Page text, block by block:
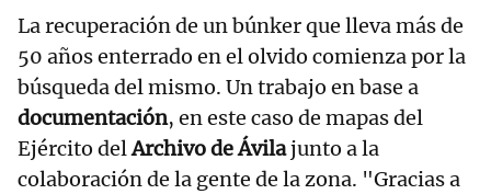
La recuperación de un búnker que lleva más de
50 años enterrado en el olvido comienza por la
búsqueda del mismo. Un trabajo en base a
documentación, en este caso de mapas del
Ejército delArchivo de Ávilajunto a la
colaboración de la gente de la zona. "Gracias a